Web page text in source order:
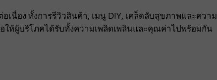
นื่อง ทั้งการรีวิวสินค้า, เมนู DIY, เคล็ดลับสุขภาพและความ
ให้ผู้บริโภคได้รับทั้งความเพลิดเพลินและคุณค่าไปพร้อมกัน